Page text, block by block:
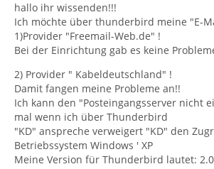
hallo ihr wissenden!!!
Ich möchte über thunderbird meine "E-
1)Provider "Freemail-Web.de" !
Bei der Einrichtung gab es keine
2) Provider " Kabeldeutschland" !
Damit fangen meine Probleme an!!
Ich kann den "Posteingangsserver nicht
mal wenn ich über Thunderbird
"KD" anspreche verweigert "KD" den
Betriebssystem Windows ' XP
Meine Version für Thunderbird lautet: